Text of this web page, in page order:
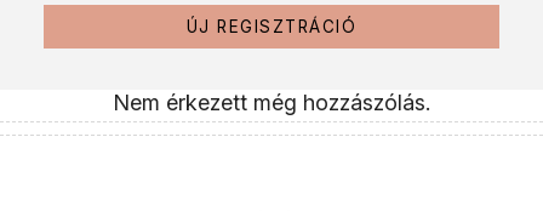
ÚJ REGISZTRÁCIÓ
Nem érkezett még hozzászólás.